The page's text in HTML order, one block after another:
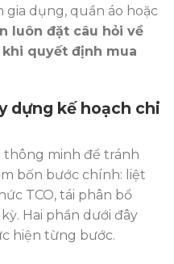
gia dụng, quần áo hoặc
luôn đặt câu hỏi về
quyết định mua
dựng kế hoạch chi
thông minh để tránh
bốn bước chính: liệt
TCO, tái phân bổ
Hai phần dưới đây
hiện từng bước.